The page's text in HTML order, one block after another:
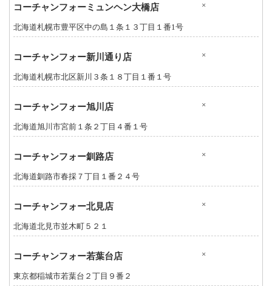
コーチャンフォーミュンヘン大橋店 ×
北海道札幌市豊平区中の島１条１３丁目１番1号
コーチャンフォー新川通り店 ×
北海道札幌市北区新川３条１８丁目１番１号
コーチャンフォー旭川店 ×
北海道旭川市宮前１条２丁目４番１号
コーチャンフォー釧路店 ×
北海道釧路市春採７丁目１番２４号
コーチャンフォー北見店 ×
北海道北見市並木町５２１
コーチャンフォー若葉台店 ×
東京都稲城市若葉台２丁目９番２